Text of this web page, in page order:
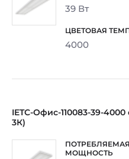
39 Вт
4000
IETC-Офис-110083-39-
3К)